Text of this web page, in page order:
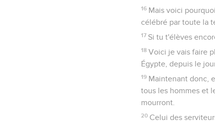
16 Mais voici
célébré par toute la
17 Si tu t'élèves
18 Voici je vais faire
Égypte, depuis le
19 Maintenant donc,
tous les hommes et
mourront.
20 Celui des